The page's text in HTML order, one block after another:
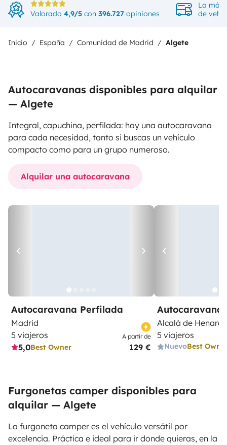
Valorado 4,9/5 con 396.727 opiniones
La más
de
Inicio España Comunidad de Madrid Algete
Autocaravanas disponibles para alquilar
— Algete
Integral, capuchina, perfilada: hay una autocaravana
para cada necesidad, tanto si buscas un vehículo
compacto como para un grupo numeroso.
Alquilar una autocaravana
Autocaravana Perfilada
Madrid
5 viajeros
5,0Best Owner
A partir de
129 €
Autocaravana
Alcalá de Henares
5 viajeros
NuevoBest
Furgonetas camper disponibles para
alquilar — Algete
La furgoneta camper es el vehículo versátil por
excelencia. Práctica e ideal para ir donde quieras, en la